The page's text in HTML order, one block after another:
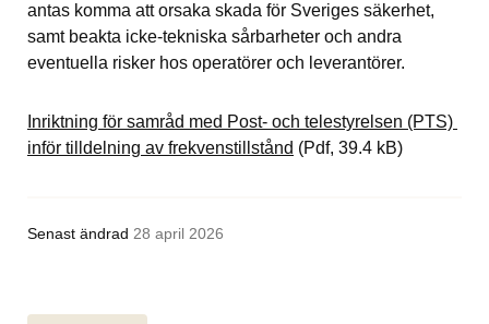
antas komma att orsaka skada för Sveriges säkerhet,
samt beakta icke-tekniska sårbarheter och andra
eventuella risker hos operatörer och leverantörer.
Inriktning för samråd med Post- och telestyrelsen (PTS)
inför tilldelning av frekvenstillstånd Pdf, 39.4 kB.
(Pdf, 39.4 kB)
Senast ändrad 28 april 2026